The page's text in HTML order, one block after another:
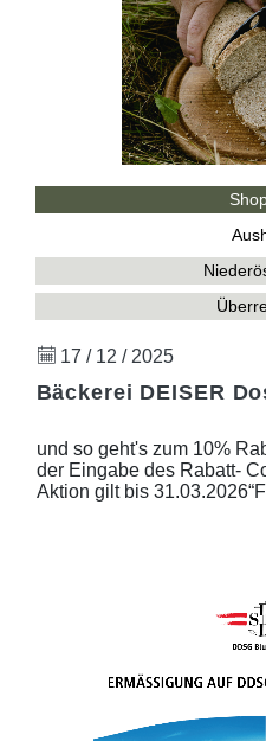
17 / 12 / 2025
Bäckerei DEISER
und so geht's zum 10%
der Eingabe des Rabatt-
Aktion gilt bis